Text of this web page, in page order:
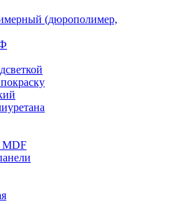
(дюрополимер,
MDF